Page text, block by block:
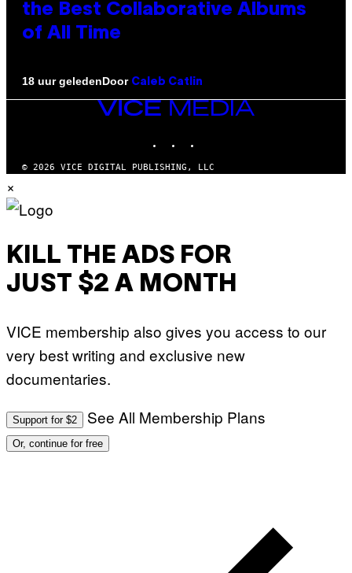
the Best Collaborative Albums
of All Time
18 uur geledenDoor Caleb Catlin
VICE
MEDIA
© 2026 VICE DIGITAL PUBLISHING, LLC
×
KILL THE ADS FOR
JUST $2 A MONTH
VICE membership also gives you access to our
very best writing and exclusive new
documentaries.
Support for $2 See All Membership Plans
Or, continue for free